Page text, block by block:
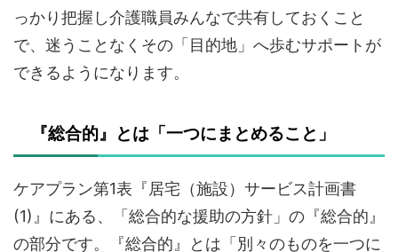
っかり把握し介護職員みんなで共有しておくこと
で、迷うことなくその「目的地」へ歩むサポートが
できるようになります。
『総合的』とは「一つにまとめること」
ケアプラン第1表『居宅（施設）サービス計画書
(1)』にある、「総合的な援助の方針」の『総合的』
の部分です。『総合的』とは「別々のものを一つに